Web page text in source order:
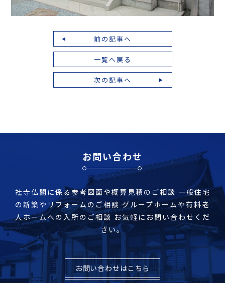
前の記事へ
一覧へ戻る
次の記事へ
お問い合わせ
社寺仏閣に係る参考図面や概算見積のご相談 一般住宅
の新築やリフォームのご相談グループホームや有料老
人ホームへの入所のご相談 お気軽にお問い合わせくだ
さい。
お問い合わせはこちら